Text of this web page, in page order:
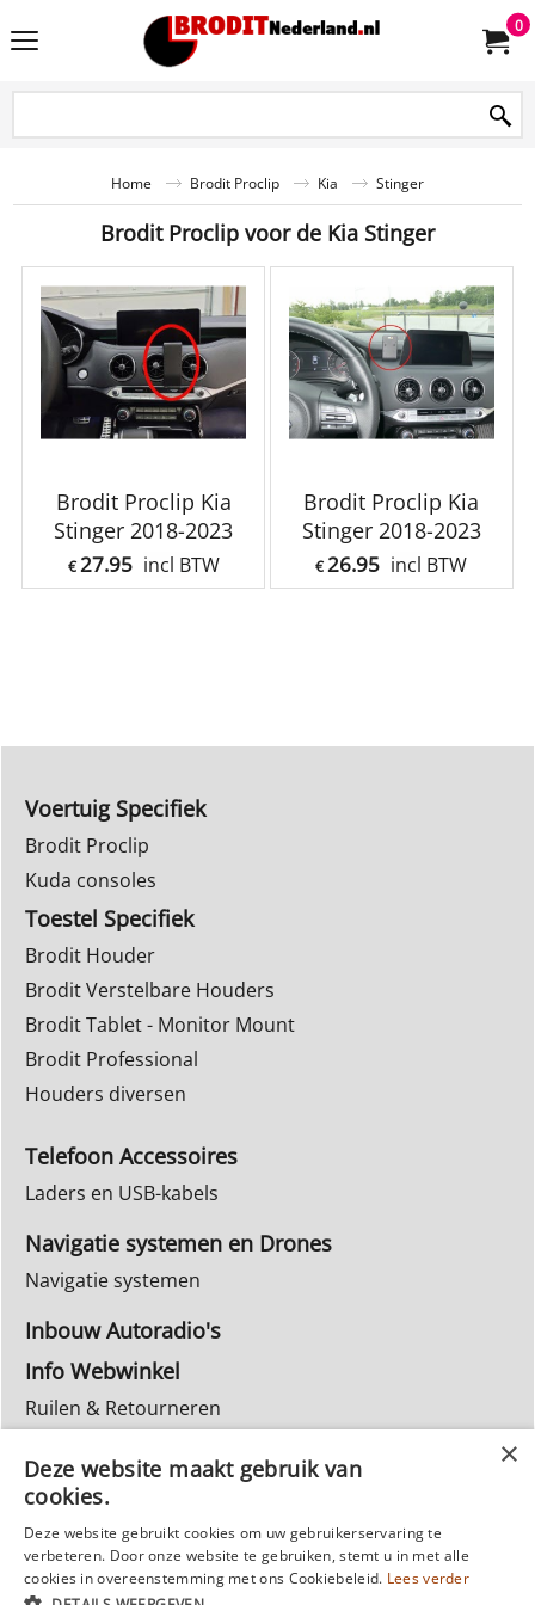
0
Home Brodit Proclip Kia Stinger
Brodit Proclip voor de Kia Stinger
Brodit Proclip Kia
Stinger 2018-2023
€ 27.95 incl BTW
Brodit Proclip Kia
Stinger 2018-2023
€ 26.95 incl BTW
Voertuig Specifiek
Brodit Proclip
Kuda consoles
Toestel Specifiek
Brodit Houder
Brodit Verstelbare Houders
Brodit Tablet - Monitor Mount
Brodit Professional
Houders diversen
Telefoon Accessoires
Laders en USB-kabels
Navigatie systemen en Drones
Navigatie systemen
Inbouw Autoradio's
Info Webwinkel
Ruilen & Retourneren
Reparatie
Deze website maakt gebruik van
cookies.
Deze website gebruikt cookies om uw gebruikerservaring te
verbeteren. Door onze website te gebruiken, stemt u in met alle
cookies in overeenstemming met ons Cookiebeleid. Lees verder